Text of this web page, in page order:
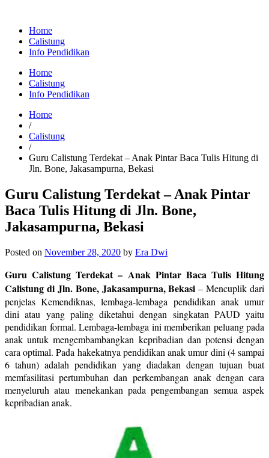
Home
Calistung
Info Pendidikan
Home
Calistung
Info Pendidikan
Home
/
Calistung
/
Guru Calistung Terdekat – Anak Pintar Baca Tulis Hitung di
Jln. Bone, Jakasampurna, Bekasi
Guru Calistung Terdekat – Anak Pintar
Baca Tulis Hitung di Jln. Bone,
Jakasampurna, Bekasi
Posted on November 28, 2020 by Era Dwi
Guru Calistung Terdekat – Anak Pintar Baca Tulis Hitung
Calistung di Jln. Bone, Jakasampurna, Bekasi –Mencuplik dari
penjelas Kemendiknas, lembaga-lembaga pendidikan anak umur
dini atau yang paling diketahui dengan singkatan PAUD yaitu
pendidikan formal. Lembaga-lembaga ini memberikan peluang pada
anak untuk mengembambangkan kepribadian dan potensi dengan
cara optimal. Pada hakekatnya pendidikan anak umur dini (4 sampai
6 tahun) adalah pendidikan yang diadakan dengan tujuan buat
memfasilitasi pertumbuhan dan perkembangan anak dengan cara
menyeluruh atau menekankan pada pengembangan semua aspek
kepribadian anak.